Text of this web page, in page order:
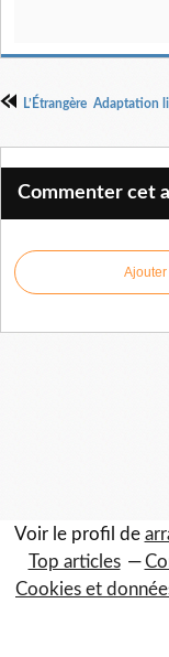
Commenter cet
Voir le profil de
Top articles
Cookies et